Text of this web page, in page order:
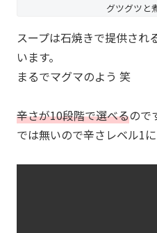
グツグツと
スープは石焼きで提供され
います。
まるでマグマのよう 笑
辛さが10段階で選べるので
では無いので辛さレベル1に